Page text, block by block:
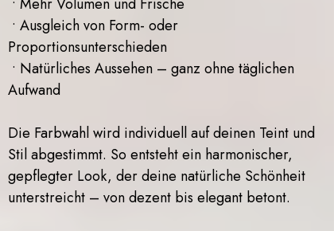
• Ausgleich von Form- oder
Proportionsunterschieden
• Natürliches Aussehen – ganz ohne täglichen
Aufwand
Die Farbwahl wird individuell auf deinen Teint und
Stil abgestimmt. So entsteht ein harmonischer,
gepflegter Look, der deine natürliche Schönheit
unterstreicht – von dezent bis elegant betont.